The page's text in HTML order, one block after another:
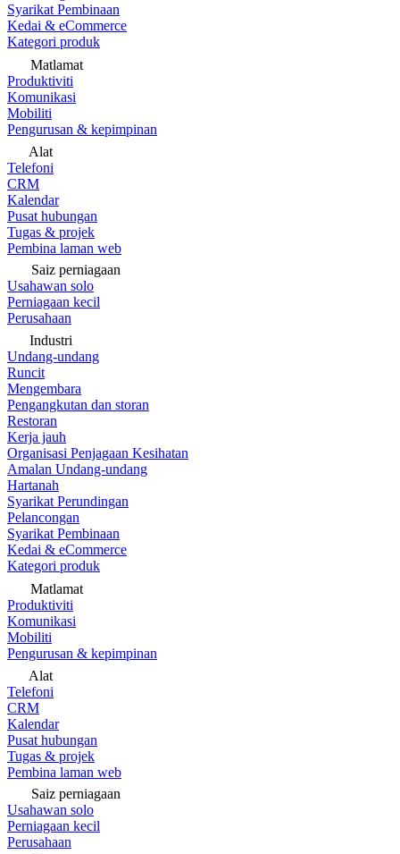
Syarikat Pembinaan
Kedai & eCommerce
Kategori produk
Matlamat
Produktiviti
Komunikasi
Mobiliti
Pengurusan & kepimpinan
Alat
Telefoni
CRM
Kalendar
Pusat hubungan
Tugas & projek
Pembina laman web
Saiz perniagaan
Usahawan solo
Perniagaan kecil
Perusahaan
Industri
Undang-undang
Runcit
Mengembara
Pengangkutan dan storan
Restoran
Kerja jauh
Organisasi Penjagaan Kesihatan
Amalan Undang-undang
Hartanah
Syarikat Perundingan
Pelancongan
Syarikat Pembinaan
Kedai & eCommerce
Kategori produk
Matlamat
Produktiviti
Komunikasi
Mobiliti
Pengurusan & kepimpinan
Alat
Telefoni
CRM
Kalendar
Pusat hubungan
Tugas & projek
Pembina laman web
Saiz perniagaan
Usahawan solo
Perniagaan kecil
Perusahaan